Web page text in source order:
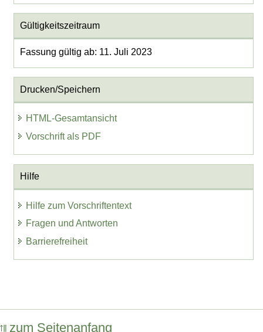
Gültigkeitszeitraum
Fassung gültig ab: 11. Juli 2023
Drucken/Speichern
HTML-Gesamtansicht
Vorschrift als PDF
Hilfe
Hilfe zum Vorschriftentext
Fragen und Antworten
Barrierefreiheit
zum Seitenanfang